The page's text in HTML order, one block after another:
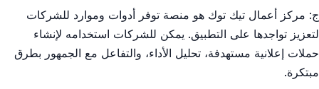
ج: مركز‌ أعمال ⁣تيك توك هو منصة توفر أدوات وموارد للشركات
⁣لتعزيز⁣ تواجدها ⁢على ‌التطبيق. يمكن للشركات استخدامه لإنشاء
‌حملات ⁤إعلانية مستهدفة، تحليل الأداء، والتفاعل ⁤مع الجمهور‌ بطرق
مبتكرة.